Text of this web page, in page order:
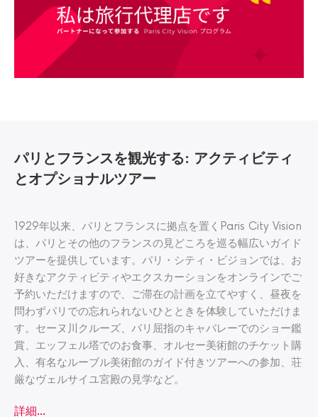
パリとフランスを観光する: アクティビティ
とオプショナルツアー
1929年以来、パリとフランスに拠点を置くParis City Vision
は、パリとその他のフランスの見どころを巡る幅広いガイド
ツアーを提供しています。パリ・シティ・ビジョンでは、お
好きなアクティビティやエクスカーションをオンラインでご
予約いただけますので、ご滞在の計画を立てやすく、昼夜を
問わずパリでの忘れられないひとときを体験していただけま
す。セーヌ川クルーズ、パリ屈指のキャバレーでのショー鑑
賞、エッフェル塔でのお食事、オルセー美術館のチケット購
入、有名なルーブル美術館のガイド付きツアーへの参加、荘
厳なヴェルサイユ宮殿の見学など。
詳細...